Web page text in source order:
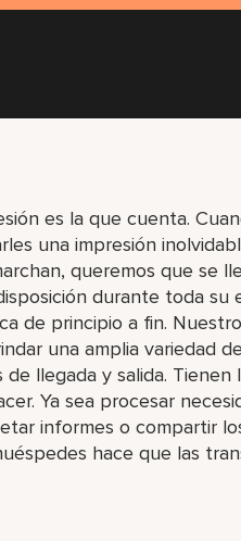
es la que cuenta.
una impresión
queremos que se
durante toda su
de principio a fin.
una amplia variedad
de llegada y salida.
Ya sea procesar
informes o compartir
hace que las